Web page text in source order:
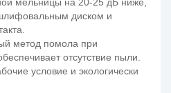
диском и
метод помола при
отсутствие пыли.
условие и экологически